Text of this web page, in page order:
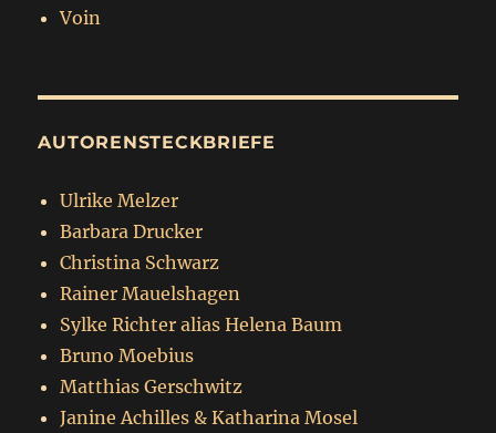
Voin
AUTORENSTECKBRIEFE
Ulrike Melzer
Barbara Drucker
Christina Schwarz
Rainer Mauelshagen
Sylke Richter alias Helena Baum
Bruno Moebius
Matthias Gerschwitz
Janine Achilles & Katharina Mosel